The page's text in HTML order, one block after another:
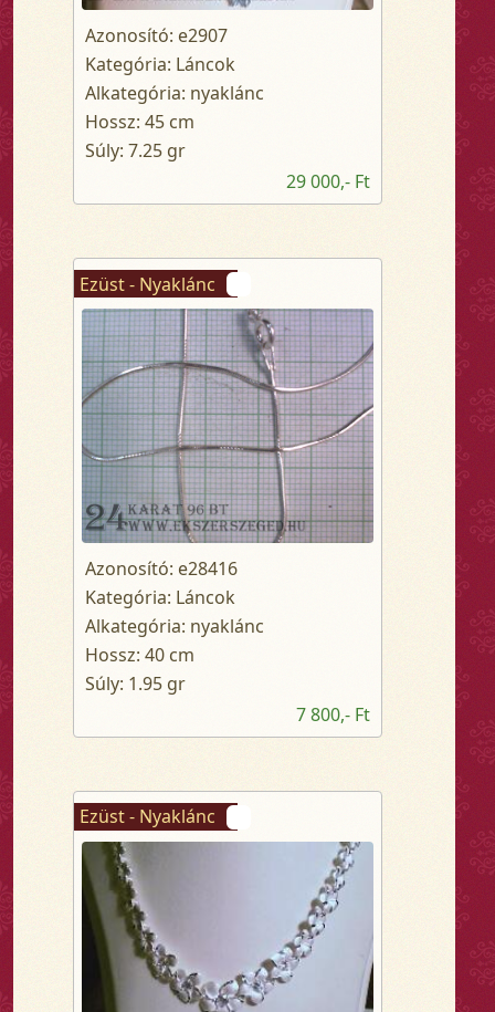
Azonosító: e2907
Kategória: Láncok
Alkategória: nyaklánc
Hossz: 45 cm
Súly: 7.25 gr
29 000,- Ft
Ezüst - Nyaklánc
Azonosító: e28416
Kategória: Láncok
Alkategória: nyaklánc
Hossz: 40 cm
Súly: 1.95 gr
7 800,- Ft
Ezüst - Nyaklánc